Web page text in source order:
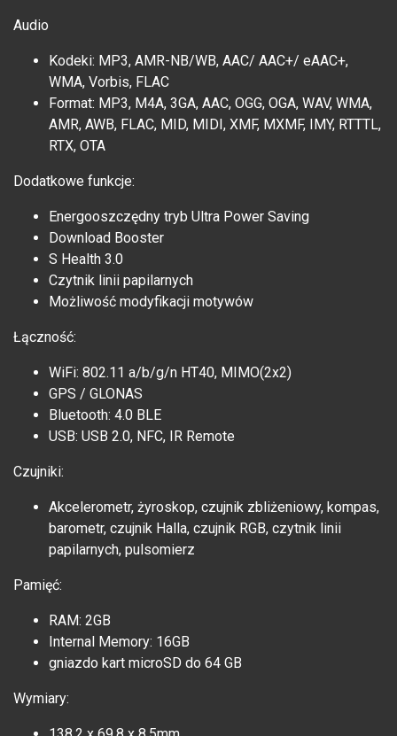
Audio
Kodeki: MP3, AMR-NB/WB, AAC/ AAC+/ eAAC+,
WMA, Vorbis, FLAC
Format: MP3, M4A, 3GA, AAC, OGG, OGA, WAV, WMA,
AMR, AWB, FLAC, MID, MIDI, XMF, MXMF, IMY, RTTTL,
RTX, OTA
Dodatkowe funkcje:
Energooszczędny tryb Ultra Power Saving
Download Booster
S Health 3.0
Czytnik linii papilarnych
Możliwość modyfikacji motywów
Łączność:
WiFi: 802.11 a/b/g/n HT40, MIMO(2x2)
GPS / GLONAS
Bluetooth: 4.0 BLE
USB: USB 2.0, NFC, IR Remote
Czujniki:
Akcelerometr, żyroskop, czujnik zbliżeniowy, kompas,
barometr, czujnik Halla, czujnik RGB, czytnik linii
papilarnych, pulsomierz
Pamięć:
RAM: 2GB
Internal Memory: 16GB
gniazdo kart microSD do 64 GB
Wymiary: